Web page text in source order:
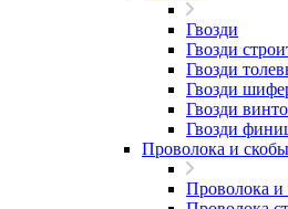
Гвозди
Гвозди
Гвозди
Гвозди
Гвозди
Гвозди
Проволока и скобы
Проволока и